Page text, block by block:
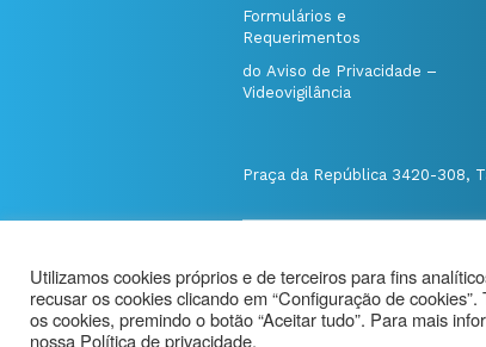
Formulários e
Requerimentos
do Aviso de Privacidade –
Videovigilância
Praça da República 3420-308,
Politica de Privacidade
|
Aviso de Privacidade -
Utilizamos cookies próprios e de terceiros para fins
recusar os cookies clicando em “Configuração de
os cookies, premindo o botão “Aceitar tudo”. Para mais
nossa Política de privacidade.